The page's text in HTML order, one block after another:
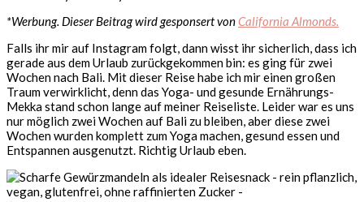
*Werbung. Dieser Beitrag wird gesponsert vonCalifornia Almonds.
Falls ihr mir auf Instagram folgt, dann wisst ihr sicherlich, dass ich
gerade aus dem Urlaub zurückgekommen bin: es ging für zwei
Wochen nach Bali. Mit dieser Reise habe ich mir einen großen
Traum verwirklicht, denn das Yoga- und gesunde Ernährungs-
Mekka stand schon lange auf meiner Reiseliste. Leider war es uns
nur möglich zwei Wochen auf Bali zu bleiben, aber diese zwei
Wochen wurden komplett zum Yoga machen, gesund essen und
Entspannen ausgenutzt. Richtig Urlaub eben.